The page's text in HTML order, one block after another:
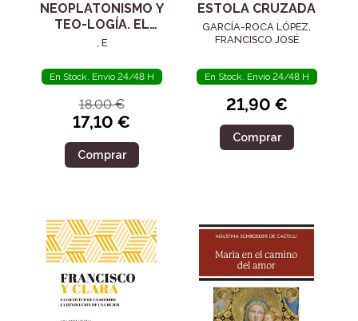
NEOPLATONISMO Y
TEO-LOGÍA. EL
SIGLO IV
, E
En Stock. Envío 24/48 H
18,00 €
17,10 €
Comprar
ESTOLA CRUZADA
GARCÍA-ROCA LÓPEZ,
FRANCISCO JOSÉ
En Stock. Envío 24/48 H
21,90 €
Comprar